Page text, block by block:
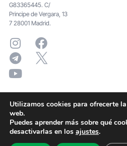
G83365445. C/
Principe de Vergara, 13
7 28001 Madrid.
Utilizamos cookies para ofrecerte
web.
Puedes aprender más sobre qué
desactivarlas en los ajustes.